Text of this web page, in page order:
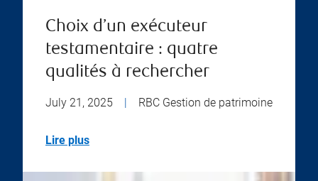
Choix d’un exécuteur
testamentaire : quatre
qualités à rechercher
July 21, 2025 | RBC Gestion de patrimoine
Lire plus